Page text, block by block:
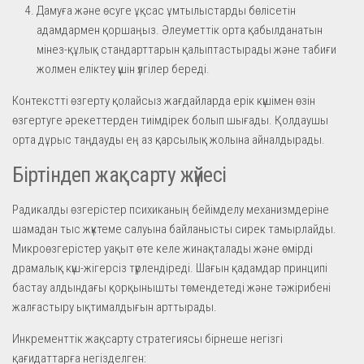
Дамуға және өсуге ұқсас ұмтылыстарды бөлісетін
адамдармен қоршаңыз. Әлеуметтік орта қабылданатын
мінез-құлық стандарттарын қалыптастырады және табиғи
жолмен еліктеу үшін үлгілер береді.
Контекстті өзгерту қолайсыз жағдайларда ерік күшімен өзін
өзгертуге әрекеттерден тиімдірек болып шығады. Қолдаушы
орта дұрыс таңдауды ең аз қарсылық жолына айналдырады.
Біртіндеп жақсарту жүйесі
Радикалды өзгерістер психиканың бейімделу механизмдеріне
шамадан тыс жүктеме салуына байланысты сирек тамырлайды.
Микроөзгерістер уақыт өте келе жинақталады және өмірді
драмалық күш-жігерсіз түрлендіреді. Шағын қадамдар принципі
бастау алдындағы қорқынышты төмендетеді және тәжірибені
жалғастыру ықтималдығын арттырады.
Инкременттік жақсарту стратегиясы бірнеше негізгі
қағидаттарға негізделген: